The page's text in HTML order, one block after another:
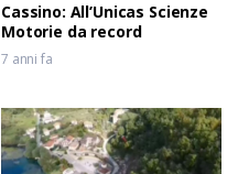
Cassino: All’Unicas Scienze
Motorie da record
7 anni fa